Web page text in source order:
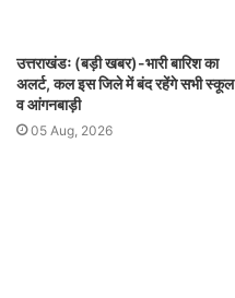
उत्तराखंडः (बड़ी खबर)-भारी बारिश का
अलर्ट, कल इस जिले में बंद रहेंगे सभी स्कूल
व आंगनबाड़ी
05 Aug, 2026